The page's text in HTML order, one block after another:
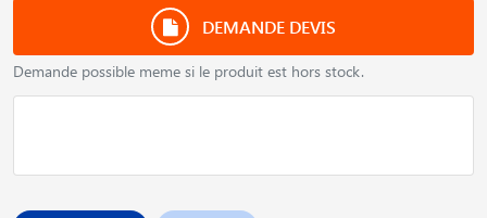
DEMANDE DEVIS
Demande possible meme si le produit est hors stock.